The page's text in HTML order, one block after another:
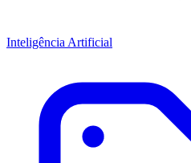
Inteligência Artificial